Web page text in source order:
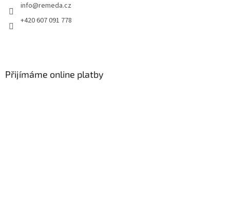
info@remeda.cz
+420 607 091 778
Přijímáme online platby